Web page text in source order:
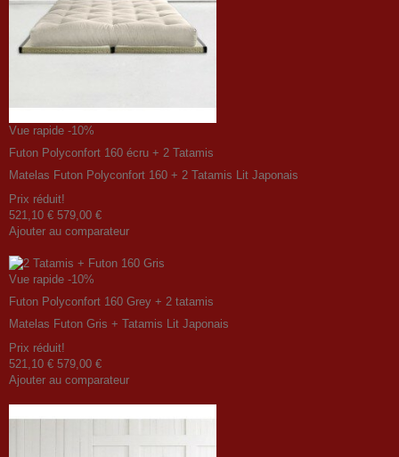
Vue rapide -10%
Futon Polyconfort 160 écru + 2 Tatamis
Matelas Futon Polyconfort 160 + 2 Tatamis Lit Japonais
Prix ​​réduit!
521,10 € 579,00 €
Ajouter au comparateur
Vue rapide -10%
Futon Polyconfort 160 Grey + 2 tatamis
Matelas Futon Gris + Tatamis Lit Japonais
Prix ​​réduit!
521,10 € 579,00 €
Ajouter au comparateur